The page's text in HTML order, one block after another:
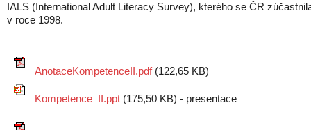
IALS (International Adult Literacy Survey), kterého se ČR
v roce 1998.
AnotaceKompetenceII.pdf(122,65 KB)
Kompetence_II.ppt (175,50 KB) - presentace